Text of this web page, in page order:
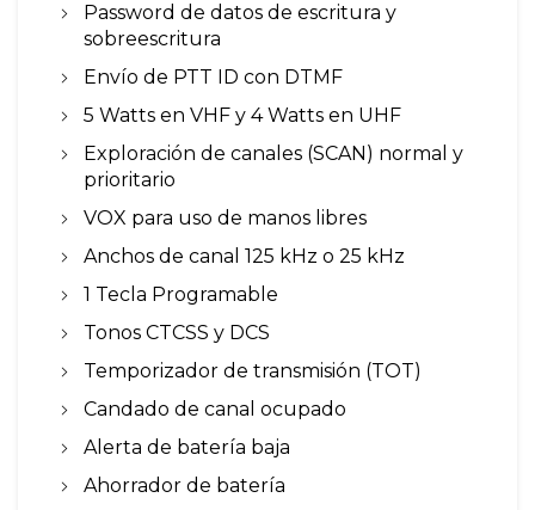
Password de datos de escritura y
sobreescritura
Envío de PTT ID con DTMF
5 Watts en VHF y 4 Watts en UHF
Exploración de canales (SCAN) normal y
prioritario
VOX para uso de manos libres
Anchos de canal 125 kHz o 25 kHz
1 Tecla Programable
Tonos CTCSS y DCS
Temporizador de transmisión (TOT)
Candado de canal ocupado
Alerta de batería baja
Ahorrador de batería